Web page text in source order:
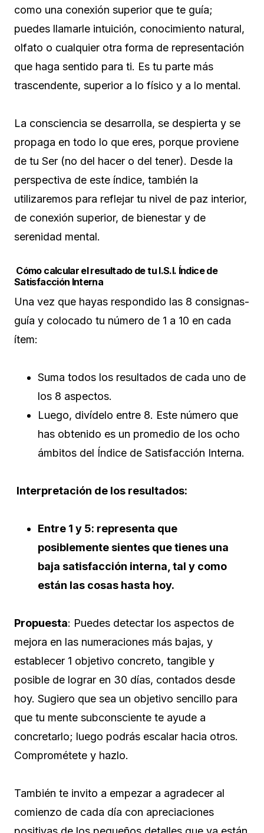
como una conexión superior que te guía;
puedes llamarle intuición, conocimiento natural,
olfato o cualquier otra forma de representación
que haga sentido para ti. Es tu parte más
trascendente, superior a lo físico y a lo mental.
La consciencia se desarrolla, se despierta y se
propaga en todo lo que eres, porque proviene
de tu Ser (no del hacer o del tener). Desde la
perspectiva de este índice, también la
utilizaremos para reflejar tu nivel de paz interior,
de conexión superior, de bienestar y de
serenidad mental.
Cómo calcular el resultado de tu I.S.I. Índice de
Satisfacción Interna
Una vez que hayas respondido las 8 consignas-
guía y colocado tu número de 1 a 10 en cada
ítem:
Suma todos los resultados de cada uno de
los 8 aspectos.
Luego, divídelo entre 8. Este número que
has obtenido es un promedio de los ocho
ámbitos del Índice de Satisfacción Interna.
Interpretación de los resultados:
Entre 1 y 5: representa que
posiblemente sientes que tienes una
baja satisfacción interna, tal y como
están las cosas hasta hoy.
Propuesta: Puedes detectar los aspectos de
mejora en las numeraciones más bajas, y
establecer 1 objetivo concreto, tangible y
posible de lograr en 30 días, contados desde
hoy. Sugiero que sea un objetivo sencillo para
que tu mente subconsciente te ayude a
concretarlo; luego podrás escalar hacia otros.
Comprométete y hazlo.
También te invito a empezar a agradecer al
comienzo de cada día con apreciaciones